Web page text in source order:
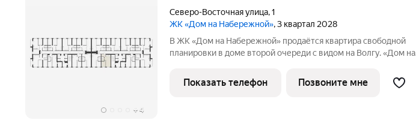
+ 4
Северо-Восточная улица,1
ЖК «Дом на Набережной», 3 квартал 2028
В ЖК «Дом на Набережной» продаётся квартира свободной
планировки в доме второй очереди с видом на Волгу. «Дом на
Родионова, дважды отмеченный архитектурной премией
«Искусство строить».
Показать телефон Позвоните мне